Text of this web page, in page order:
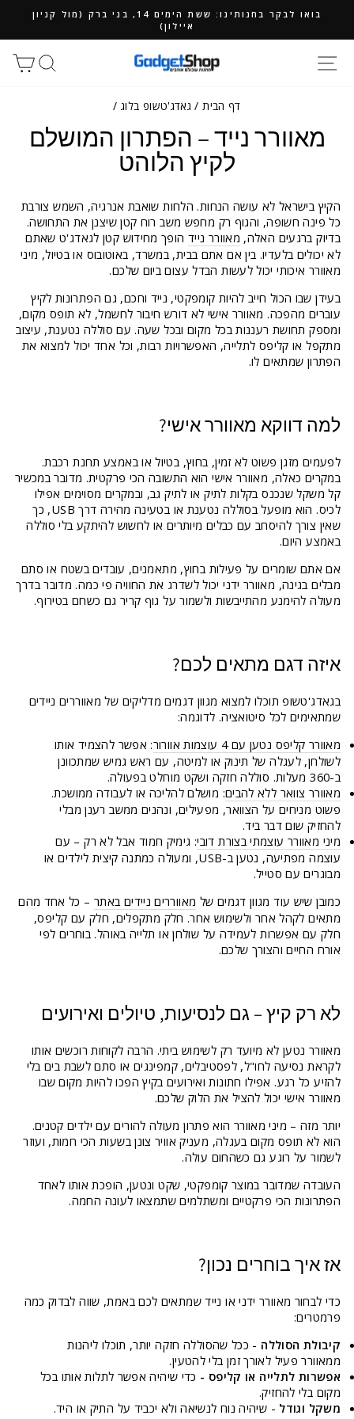
בואו לבקר בחנותינו: ששת הימים 14, בני ברק (מול קניון
איילון)
חיפוש
דף הבית / גאדג'טשופ בלוג /
מאוורר נייד – הפתרון המושלם
לקיץ הלוהט
הקיץ בישראל לא עושה הנחות. הלחות שואבת אנרגיה, השמש צורבת
כל פינה חשופה, והגוף רק מחפש משב רוח קטן שיצנן את התחושה.
בדיוק ברגעים האלה, מאוורר נייד הופך מחידוש קטן לגאדג'ט שאתם
לא יכולים בלעדיו. בין אם אתם בבית, במשרד, באוטובוס או בטיול, מיני
מאוורר איכותי יכול לעשות הבדל עצום ביום שלכם.
בעידן שבו הכול חייב להיות קומפקטי, נייד וחכם, גם הפתרונות לקיץ
עוברים מהפכה. מאוורר אישי לא דורש חיבור לחשמל, לא תופס מקום,
ומספק תחושת רעננות בכל מקום ובכל שעה. עם סוללה נטענת, עיצוב
מתקפל או קליפס לתלייה, האפשרויות רבות, וכל אחד יכול למצוא את
הפתרון שמתאים לו.
למה דווקא מאוורר אישי?
לפעמים מזגן פשוט לא זמין, בחוץ, בטיול או באמצע תחנת רכבת.
במקרים כאלה, מאוורר אישי הוא התשובה הכי פרקטית. מדובר במכשיר
קל משקל שנכנס בקלות לתיק או לתיק גב, ובמקרים מסוימים אפילו
לכיס. הוא מופעל בסוללה נטענת או בטעינה מהירה דרך USB, כך
שאין צורך להיסחב עם כבלים מיותרים או לחשוש להיתקע בלי סוללה
באמצע היום.
אם אתם שומרים על פעילות בחוץ, מתאמנים, עובדים בשטח או סתם
מבלים בגינה, מאוורר ידני יכול לשדרג את החוויה פי כמה. מדובר בדרך
מעולה להימנע מהתייבשות ולשמור על גוף קריר גם כשחם בטירוף.
איזה דגם מתאים לכם?
בגאדג'טשופ תוכלו למצוא מגוון דגמים מדליקים של מאווררים ניידים
שמתאימים לכל סיטואציה. לדוגמה:
מאוורר קליפס נטען עם 4 עוצמות אוורור
: אפשר להצמיד אותו
לשולחן, לעגלה של תינוק או למיטה, עם ראש גמיש שמתכוונן
ב-360 מעלות. סוללה חזקה ושקט מוחלט בפעולה.
מאוורר צוואר ללא להבים: מושלם להליכה או לעבודה ממושכת.
פשוט מניחים על הצוואר, מפעילים, ונהנים ממשב רענן מבלי
להחזיק שום דבר ביד.
מיני מאוורר עוצמתי בצורת דובי: גימיק חמוד אבל לא רק – עם
עוצמה מפתיעה, נטען ב-USB, ומעולה כמתנה קיצית לילדים או
מבוגרים עם סטייל.
כמובן שיש עוד מגוון דגמים של מאווררים ניידים באתר – כל אחד מהם
מתאים לקהל אחר ולשימוש אחר. חלק מתקפלים, חלק עם קליפס,
חלק עם אפשרות לעמידה על שולחן או תלייה באוהל. בוחרים לפי
אורח החיים והצורך שלכם.
לא רק קיץ – גם לנסיעות, טיולים ואירועים
מאוורר נטען לא מיועד רק לשימוש ביתי. הרבה לקוחות רוכשים אותו
לקראת נסיעה לחו"ל, לפסטיבלים, קמפינגים או סתם לשבת בים בלי
להזיע כל רגע. אפילו חתונות ואירועים בקיץ הפכו להיות מקום שבו
מאוורר אישי יכול להציל את הלוק שלכם.
יותר מזה – מיני מאוורר הוא פתרון מעולה להורים עם ילדים קטנים.
הוא לא תופס מקום בעגלה, מעניק אוויר צונן בשעות הכי חמות, ועוזר
לשמור על רוגע גם כשהחום עולה.
העובדה שמדובר במוצר קומפקטי, שקט ונטען, הופכת אותו לאחד
הפתרונות הכי פרקטיים ומשתלמים שתמצאו לעונה החמה.
אז איך בוחרים נכון?
כדי לבחור מאוורר ידני או נייד שמתאים לכם באמת, שווה לבדוק כמה
פרמטרים:
קיבולת הסוללה - ככל שהסוללה חזקה יותר, תוכלו ליהנות
ממאוורר פעיל לאורך זמן בלי להטעין.
אפשרות לתלייה או קליפס - כדי שיהיה אפשר לתלות אותו בכל
מקום בלי להחזיק.
משקל וגודל - שיהיה נוח לנשיאה ולא יכביד על התיק או היד.